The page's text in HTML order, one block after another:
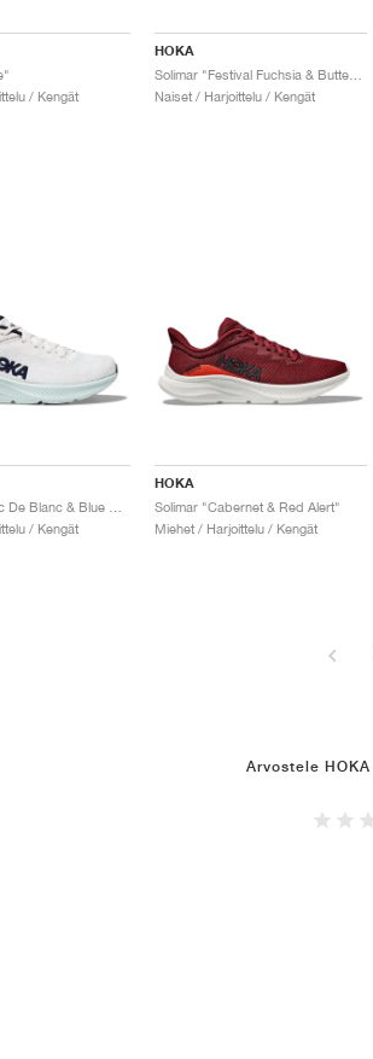
/ Kengät
HOKA
Solimar "Festival Fuchsia & Butterfly"
Naiset / Harjoittelu / Kengät
/ Kengät
HOKA
Solimar "Cabernet & Red Alert"
Miehet / Harjoittelu / Kengät
Arvostele